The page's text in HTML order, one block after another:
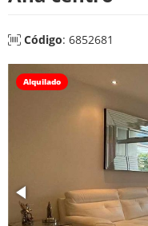
Código: 6852681
Alquilado